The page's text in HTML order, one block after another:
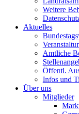
Weitere
Aktuelles
Amtliche
Öffentl.
Infos und
Über uns
Mitglieder